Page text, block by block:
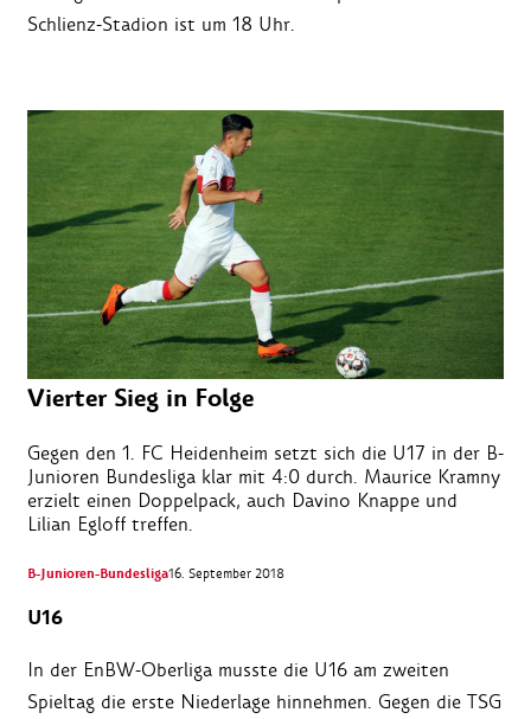
Schlienz-Stadion ist um 18 Uhr.
Vierter Sieg in Folge
Gegen den 1. FC Heidenheim setzt sich die U17 in der B-
Junioren Bundesliga klar mit 4:0 durch. Maurice Kramny
erzielt einen Doppelpack, auch Davino Knappe und
Lilian Egloff treffen.
B-Junioren-Bundesliga16. September 2018
U16
In der EnBW-Oberliga musste die U16 am zweiten
Spieltag die erste Niederlage hinnehmen. Gegen die TSG